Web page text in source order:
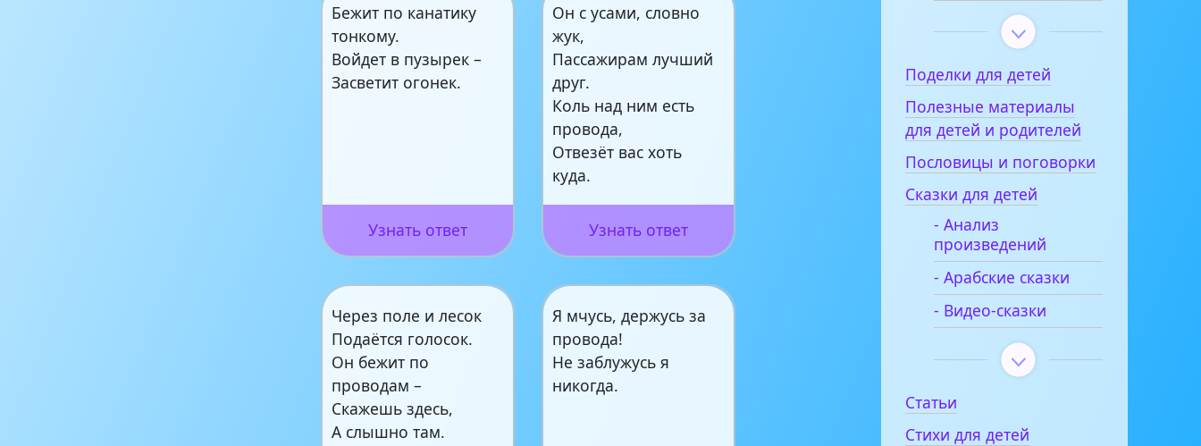
Бежит по канатику
тонкому.
Войдет в пузырек –
Засветит огонек.
Узнать ответ
Он с усами, словно
жук,
Пассажирам лучший
друг.
Коль над ним есть
провода,
Отвезёт вас хоть
куда.
Узнать ответ
Через поле и лесок
Подаётся голосок.
Он бежит по
проводам –
Скажешь здесь,
А слышно там.
Я мчусь, держусь за
провода!
Не заблужусь я
никогда.
Поделки для детей
Полезные материалы
для детей и родителей
Пословицы и поговорки
Сказки для детей
- Анализ
произведений
- Арабские сказки
- Видео-сказки
Статьи
Стихи для детей